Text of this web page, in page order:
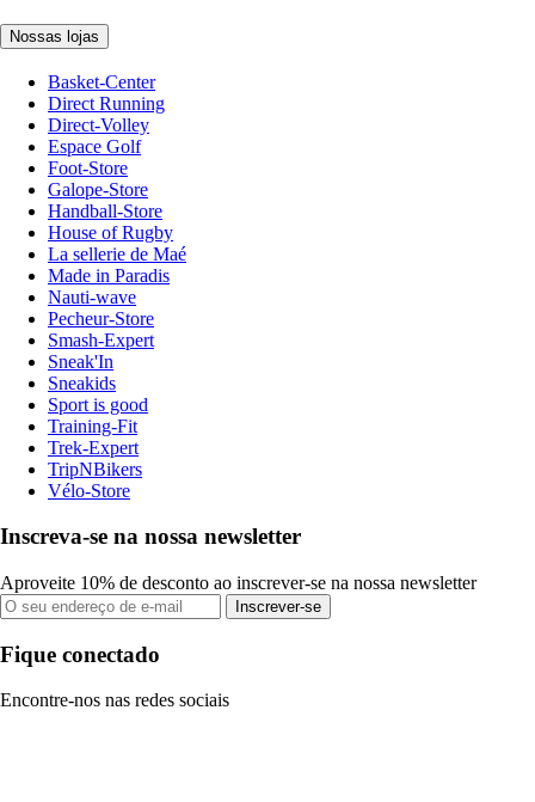
Nossas lojas
Basket-Center
Direct Running
Direct-Volley
Espace Golf
Foot-Store
Galope-Store
Handball-Store
House of Rugby
La sellerie de Maé
Made in Paradis
Nauti-wave
Pecheur-Store
Smash-Expert
Sneak'In
Sneakids
Sport is good
Training-Fit
Trek-Expert
TripNBikers
Vélo-Store
Inscreva-se na nossa newsletter
Aproveite 10% de desconto ao inscrever-se na nossa newsletter
Inscrever-se
Fique conectado
Encontre-nos nas redes sociais